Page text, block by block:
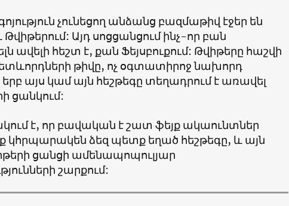
չունեցող անձանց բազմաթիվ էջեր են
Այդ սոցցանցում ինչ-որ բան
ավելի հեշտ է, քան Ֆեյսբուքում: Թվիթերը հաշվի
թիվը, ոչ օգտատիրոջ նախորդ
այս կամ այն հեշթեգը տեղադրում է առավել
ցանկում:
է, որ բավական է շատ ֆեյք ակաունտներ
կհրպարակեն ձեզ պետք եղած հեշթեգը, և այն
ցանցի ամենապոպուլյար
շարքում: